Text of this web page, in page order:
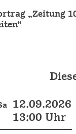
„Zeitung
12.09.2026
13:00 Uhr